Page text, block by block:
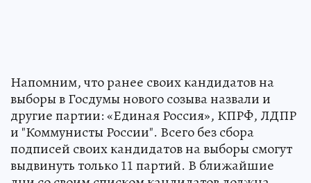
Напомним, что ранее своих кандидатов на
выборы в Госдумы нового созыва назвали и
другие партии: «Единая Россия», КПРФ, ЛДПР
и "Коммунисты России". Всего без сбора
подписей своих кандидатов на выборы смогут
выдвинуть только 11 партий. В ближайшие